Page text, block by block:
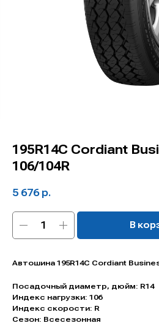
195R14C Cordiant
106/104R
5 676 р.
В
Автошина 195R14C Cordiant
Посадочный диаметр, дюйм: R14
Индекс нагрузки: 106
Индекс скорости: R
Сезон: Всесезонная